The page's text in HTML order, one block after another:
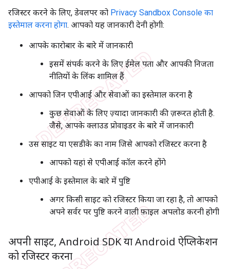
रजिस्टर करने के लिए, डेवलपर को Privacy Sandbox Console का
इस्तेमाल करना होगा. आपको यह जानकारी देनी होगी:
आपके कारोबार के बारे में जानकारी
इसमें संपर्क करने के लिए ईमेल पता और आपकी निजता
नीतियों के लिंक शामिल हैं
आपको जिन एपीआई और सेवाओं का इस्तेमाल करना है
कुछ सेवाओं के लिए ज़्यादा जानकारी की ज़रूरत होती है.
जैसे, आपके क्लाउड प्रोवाइडर के बारे में जानकारी
उस साइट या एसडीके का नाम जिसे आपको रजिस्टर करना है
आपको यहां से एपीआई कॉल करने होंगे
एपीआई के इस्तेमाल के बारे में पुष्टि
अगर किसी साइट को रजिस्टर किया जा रहा है, तो आपको
अपने सर्वर पर पुष्टि करने वाली फ़ाइल अपलोड करनी होगी
अपनी साइट, Android SDK या Android ऐप्लिकेशन
को रजिस्टर करना